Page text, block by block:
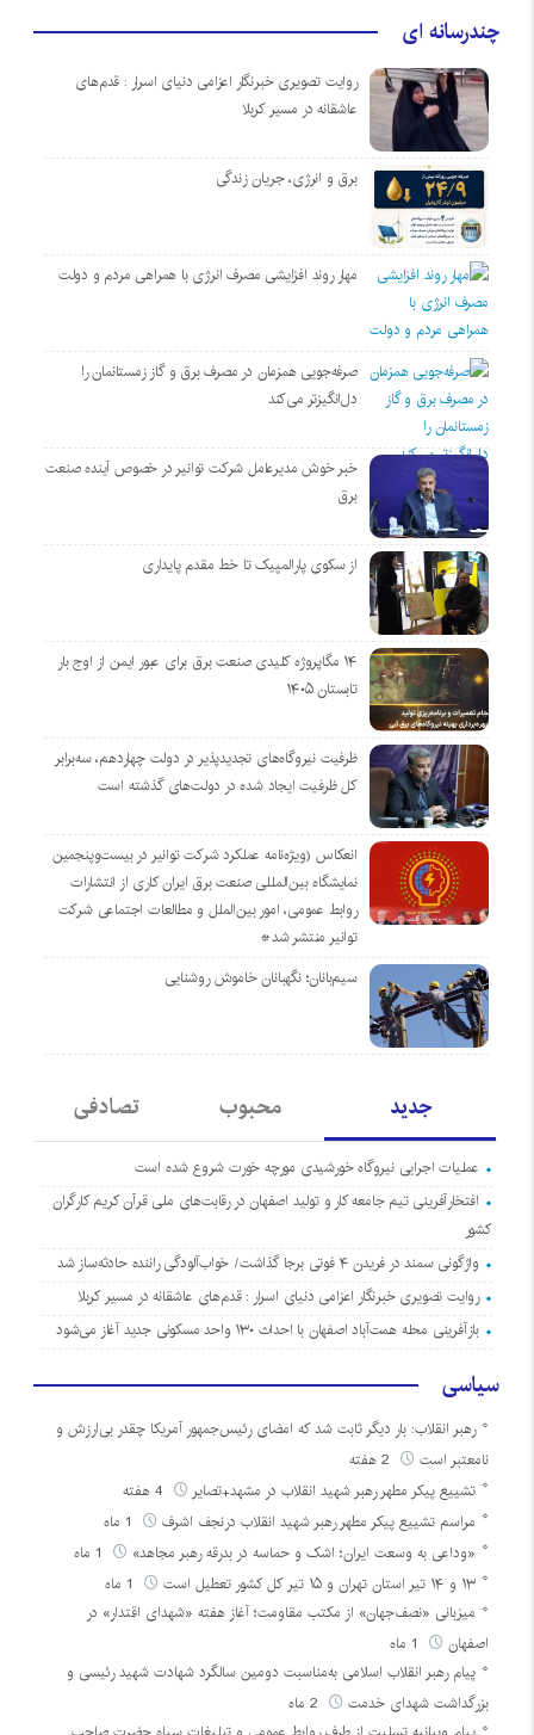
چندرسانه ای
روایت تصویری خبرنگار اعزامی دنیای اسرار : قدم‌های
عاشقانه در مسیر کربلا
برق و انرژی، جریان زندگی
مهار روند افزایشی مصرف انرژی با همراهی مردم و دولت
صرفه‌جویی همزمان در مصرف برق و گاز زمستانمان را
دل‌انگیزتر می‌کند
خبر خوش مدیرعامل شرکت توانیر در خصوص آینده صنعت
برق
از سکوی پارالمپیک تا خط مقدم پایداری
۱۴ مگاپروژه‌ کلیدی صنعت برق برای عبور ایمن از اوج بار
تابستان ۱۴۰۵
ظرفیت نیروگاه‌های تجدیدپذیر در دولت چهاردهم، سه‌برابر
کل ظرفیت ایجاد شده در دولت‌های گذشته است
انعکاس (ویژه‌نامه عملکرد شرکت توانیر در بیست‌وپنجمین
نمایشگاه بین‌المللی صنعت برق ایران کاری از انتشارات
روابط عمومی، امور بین‌الملل و مطالعات اجتماعی شرکت
توانیر منتشر شد*
سیم‌بانان؛ نگهبانان خاموش روشنایی
جدید محبوب تصادفی
عملیات اجرایی نیروگاه خورشیدی مورچه خورت شروع شده است
افتخارآفرینی تیم جامعه کار و تولید اصفهان در رقابت‌های ملی قرآن کریم کارگران
کشور
واژگونی سمند در فریدن ۴ فوتی برجا گذاشت/ خواب‌آلودگی راننده حادثه‌ساز شد
روایت تصویری خبرنگار اعزامی دنیای اسرار : قدم‌های عاشقانه در مسیر کربلا
بازآفرینی محله همت‌آباد اصفهان با احداث ۱۳۰ واحد مسکونی جدید آغاز می‌شود
سیاسی
رهبر انقلاب: بار دیگر ثابت شد که امضای رئیس‌جمهور آمریکا چقدر بی‌ارزش و
نامعتبر است
تشییع پیکر مطهر رهبر شهید انقلاب در مشهد+تصایر
مراسم تشییع پیکر مطهر رهبر شهید انقلاب درنجف اشرف
«وداعی به وسعت ایران؛ اشک و حماسه در بدرقه رهبر مجاهد»
۱۳ و ۱۴ تیر استان تهران و ۱۵ تیر کل کشور تعطیل است
میزبانی «نصف‌جهان» از مکتب مقاومت؛ آغاز هفته «شهدای اقتدار» در
اصفهان
پیام رهبر انقلاب اسلامی به‌مناسبت دومین سالگرد شهادت شهید رئیسی و
بزرگداشت شهدای خدمت